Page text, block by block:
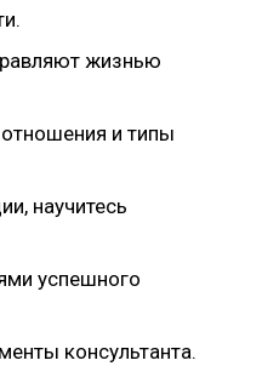
жизнью
и типы
научитесь
успешного
консультанта.